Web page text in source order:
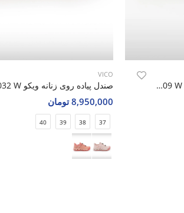
صندل پیاده روی زنانه کاراکال Caracal Caracal 4609 W
VICO
8,950,000 تومان
37
38
39
40